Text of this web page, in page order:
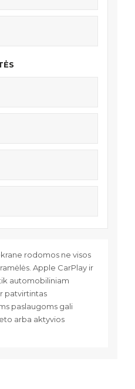
rodomos ne visos
Apple CarPlay ir
automobiliniam
patvirtintas
paslaugoms gali
arba aktyvios